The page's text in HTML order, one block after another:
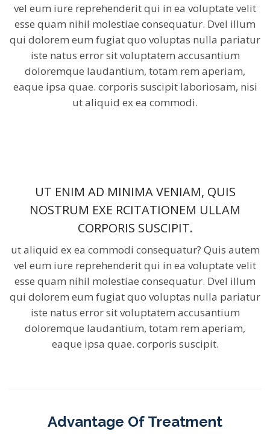
vel eum iure reprehenderit qui in ea voluptate velit
esse quam nihil molestiae consequatur. Dvel illum
qui dolorem eum fugiat quo voluptas nulla pariatur
iste natus error sit voluptatem accusantium
doloremque laudantium, totam rem aperiam,
eaque ipsa quae. corporis suscipit laboriosam, nisi
ut aliquid ex ea commodi.
UT ENIM AD MINIMA VENIAM, QUIS
NOSTRUM EXE RCITATIONEM ULLAM
CORPORIS SUSCIPIT.
ut aliquid ex ea commodi consequatur? Quis autem
vel eum iure reprehenderit qui in ea voluptate velit
esse quam nihil molestiae consequatur. Dvel illum
qui dolorem eum fugiat quo voluptas nulla pariatur
iste natus error sit voluptatem accusantium
doloremque laudantium, totam rem aperiam,
eaque ipsa quae. corporis suscipit.
Advantage Of Treatment